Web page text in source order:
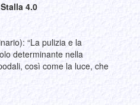
4.0
“La pulizia e la
determinante nella
così come la luce, che